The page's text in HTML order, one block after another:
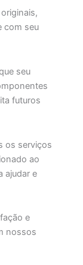
com seu
seu
futuros
os serviços
ao
ajudar e
e
nossos